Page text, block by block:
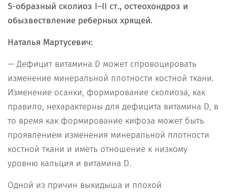
S-образный сколиоз I–II ст., остеохондроз и
обызвествление реберных хрящей.
Наталья Мартусевич:
— Дефицит витамина D может спровоцировать
изменение минеральной плотности костной ткани.
Изменение осанки, формирование сколиоза, как
правило, нехарактерны для дефицита витамина D, в
то время как формирование кифоза может быть
проявлением изменения минеральной плотности
костной ткани и иметь отношение к низкому
уровню кальция и витамина D.
Одной из причин выкидыша и плохой